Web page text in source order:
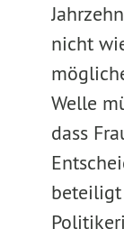
nicht
Welle
dass